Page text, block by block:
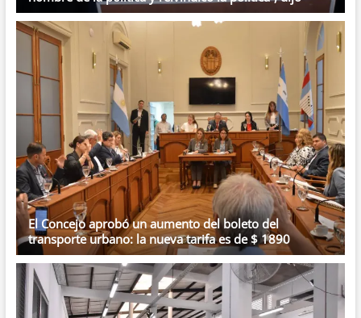
El Concejo aprobó un aumento del boleto del
transporte urbano: la nueva tarifa es de $ 1890